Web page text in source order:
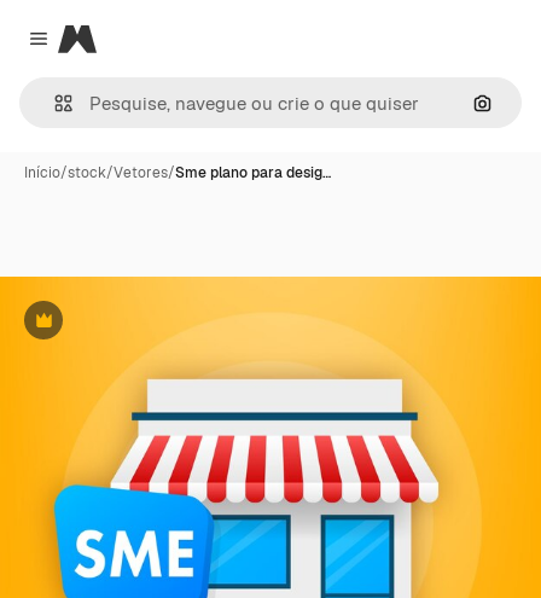
Close menu
Magnific
Início/stock/Vetores/Sme plano para desig…
Premium